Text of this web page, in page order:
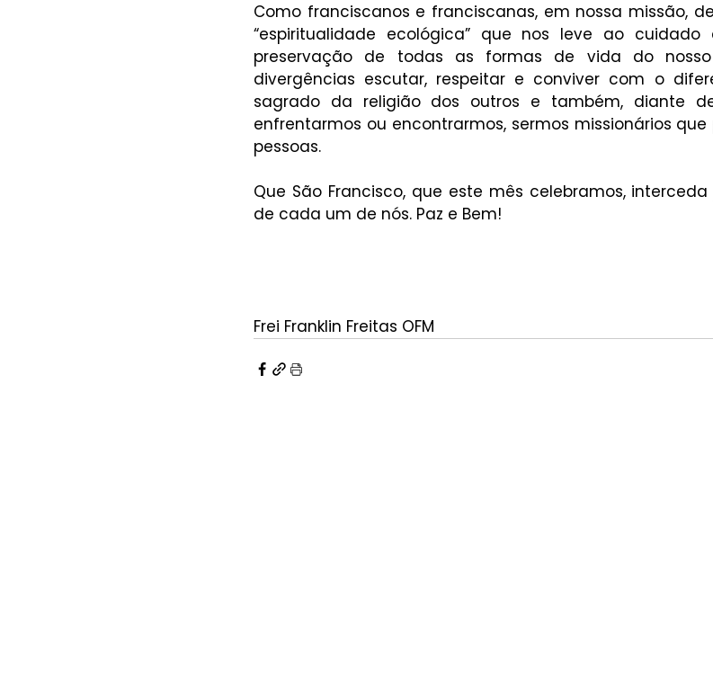
Como franciscanos e franciscanas, em nossa missão,
“espiritualidade ecológica” que nos leve ao
preservação de todas as formas de vida do nosso
divergências escutar, respeitar e conviver com o
sagrado da religião dos outros e também, diante
enfrentarmos ou encontrarmos, sermos missionários
pessoas.
Que São Francisco, que este mês celebramos,
de cada um de nós. Paz e Bem!
Frei Franklin Freitas OFM